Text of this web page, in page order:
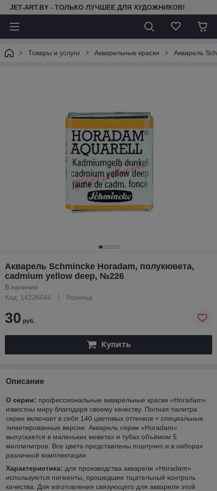
JET-ART.BY - ТОЛЬКО ЛУЧШЕЕ ДЛЯ ХУДОЖНИКОВ!
Товары и услуги Акварельные краски Акварель
Акварель Schmincke Horadam, полукювета,
cadmium yellow deep, №226
В наличии
Код: 14226044
Розница
30 руб.
Купить
Описание
О серии: профессиональные акварельные краски «Horadam»
известны миру благодаря своему качеству. Полная палитра
серии включает в себя 140 цветовых оттенков + специальные
лимитированные версии. Акварель серии «Horadam»
выпускается в маленьких кюветах и тубах объёмом 5
миллилитров. Все цвета представлены поштучно и в наборах
различной комплектации.
Характеристика: для производства акварели «Horadam»
используются пигменты, прошедшие тщательный контроль
качества. Для изготовления связующего для акварели этой